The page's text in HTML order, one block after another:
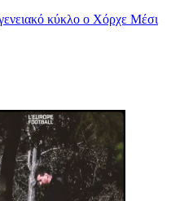
κύκλο ο Χόρχε Μέσι